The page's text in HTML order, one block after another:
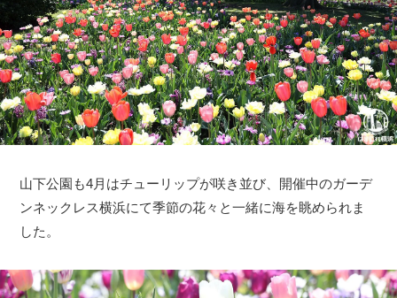
山下公園も4月はチューリップが咲き並び、開催中のガーデ
ンネックレス横浜にて季節の花々と一緒に海を眺められま
した。